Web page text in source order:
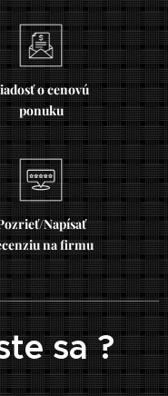
o cenovú
ponuku
Napísať
na firmu
sa ?